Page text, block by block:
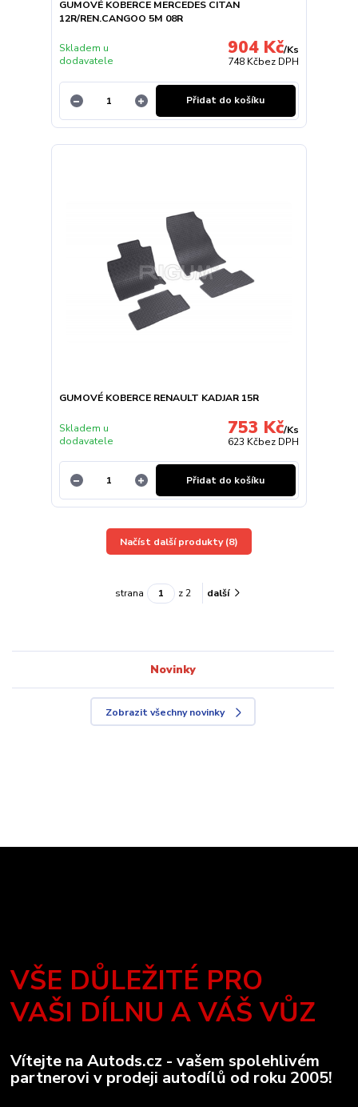
GUMOVÉ KOBERCE MERCEDES CITAN
12R/REN.CANGOO 5M 08R
904 Kč/Ks
748 Kčbez DPH
Skladem u
dodavatele
Přidat do košíku
GUMOVÉ KOBERCE RENAULT KADJAR 15R
753 Kč/Ks
623 Kčbez DPH
Skladem u
dodavatele
Přidat do košíku
Načíst další produkty (8)
strana z 2 další
Novinky
Zobrazit všechny novinky
VŠE DŮLEŽITÉ PRO
VAŠI DÍLNU A VÁŠ VŮZ
Vítejte na Autods.cz - vašem spolehlivém
partnerovi v prodeji autodílů od roku 2005!